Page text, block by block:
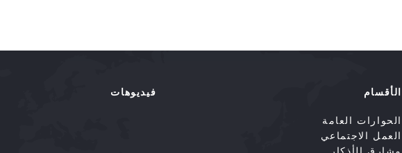
الأقسام
الحوارات العامة
العمل الاجتماعي
مشارق الأذكار
فيديوهات